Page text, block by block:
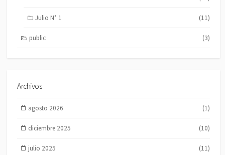
Julio N° 1 (11)
public (3)
Archivos
agosto 2026 (1)
diciembre 2025 (10)
julio 2025 (11)